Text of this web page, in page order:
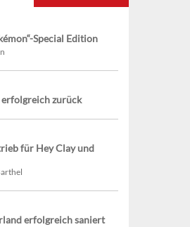
Special Edition
zurück
für Hey Clay und
erfolgreich saniert